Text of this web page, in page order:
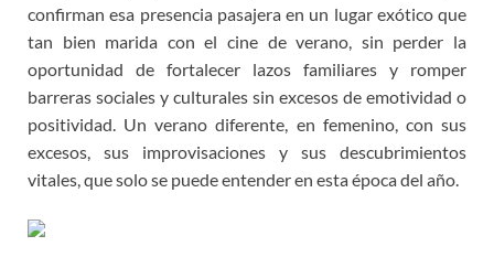
confirman esa presencia pasajera en un lugar exótico que
tan bien marida con el cine de verano, sin perder la
oportunidad de fortalecer lazos familiares y romper
barreras sociales y culturales sin excesos de emotividad o
positividad. Un verano diferente, en femenino, con sus
excesos, sus improvisaciones y sus descubrimientos
vitales, que solo se puede entender en esta época del año.